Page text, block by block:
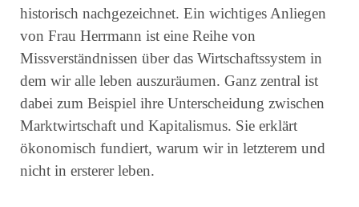
historisch nachgezeichnet. Ein wichtiges Anliegen
von Frau Herrmann ist eine Reihe von
Missverständnissen über das Wirtschaftssystem in
dem wir alle leben auszuräumen. Ganz zentral ist
dabei zum Beispiel ihre Unterscheidung zwischen
Marktwirtschaft und Kapitalismus. Sie erklärt
ökonomisch fundiert, warum wir in letzterem und
nicht in ersterer leben.